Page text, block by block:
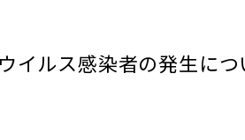
イルス感染者の発⽣に